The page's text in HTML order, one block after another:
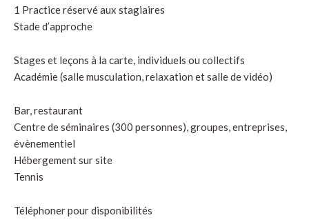
1 Practice réservé aux stagiaires
Stade d’approche
Stages et leçons à la carte, individuels ou collectifs
Académie (salle musculation, relaxation et salle de vidéo)
Bar, restaurant
Centre de séminaires (300 personnes), groupes, entreprises,
évènementiel
Hébergement sur site
Tennis
Téléphoner pour disponibilités